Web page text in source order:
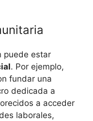
puede estar
. Por ejemplo,
fundar una
dedicada a
a acceder
laborales,